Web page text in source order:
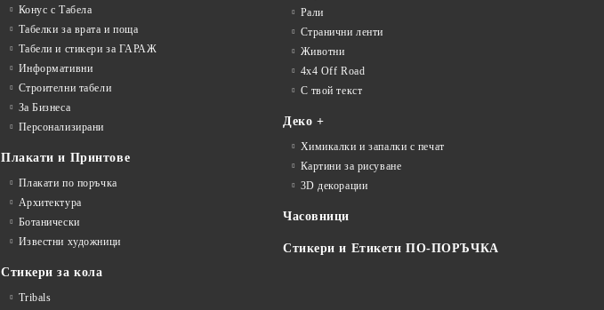
Конус с Табела
Табелки за врата и поща
Табели и стикери за ГАРАЖ
Информативни
Строителни табели
За Бизнеса
Персонализирани
Плакати и Принтове
Плакати по поръчка
Архитектура
Ботанически
Известни художници
Стикери за кола
Tribals
Рали
Странични ленти
Животни
4x4 Off Road
С твой текст
Деко +
Химикалки и запалки с печат
Картини за рисуване
3D декорации
Часовници
Стикери и Етикети ПО-ПОРЪЧКА